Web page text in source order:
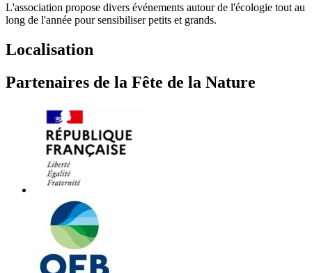
L'association propose divers événements autour de l'écologie tout au
long de l'année pour sensibiliser petits et grands.
Localisation
Partenaires de la Fête de la Nature